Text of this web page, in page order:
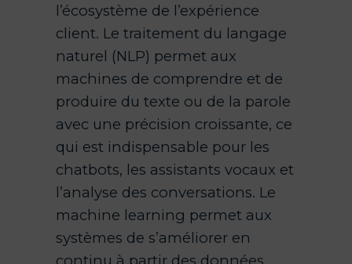
l’écosystème de l’expérience
client. Le traitement du langage
naturel (NLP) permet aux
machines de comprendre et de
produire du texte ou de la parole
avec une précision croissante, ce
qui est indispensable pour les
chatbots, les assistants vocaux et
l’analyse des conversations. Le
machine learning permet aux
systèmes de s’améliorer en